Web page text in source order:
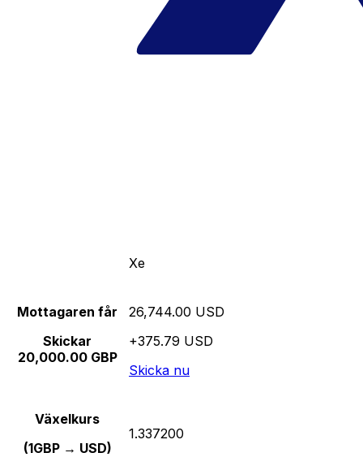
Xe
Mottagaren får
Skickar
20,000.00 GBP
26,744.00 USD
+375.79 USD
Skicka nu
Växelkurs
(1GBP → USD)
1.337200